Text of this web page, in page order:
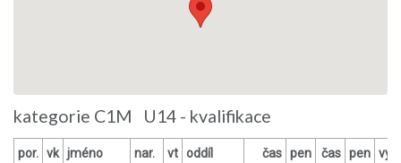
kategorie C1M U14 - kvalifikace
por. vk jméno nar. vt oddíl čas pen čas pen